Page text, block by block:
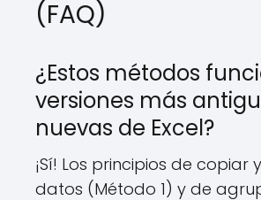
(FAQ)
¿Estos métodos
versiones más
nuevas de Excel?
¡Sí! Los principios de copiar
datos (Método 1) y de